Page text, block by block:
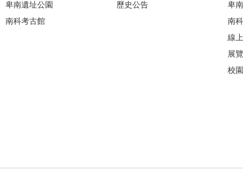
卑南遺址公園
南科考古館
歷史公告
卑
南
線
展
校